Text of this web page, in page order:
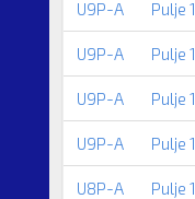
U9P-A Pulje 1
U9P-A Pulje 1
U9P-A Pulje 1
U9P-A Pulje 1
U8P-A Pulje 1